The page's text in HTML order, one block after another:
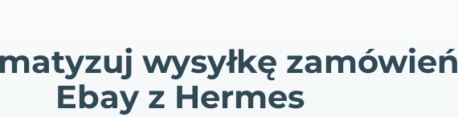
wysyłkę zamówień
Ebay z Hermes